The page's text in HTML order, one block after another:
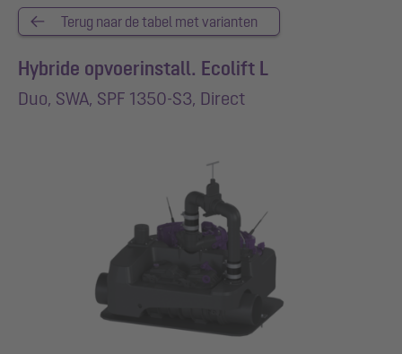
Terug naar de tabel met varianten
Hybride opvoerinstall. Ecolift L
Duo, SWA, SPF 1350-S3, Direct